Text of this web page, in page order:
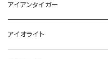
アイアンタイガー
アイオライト